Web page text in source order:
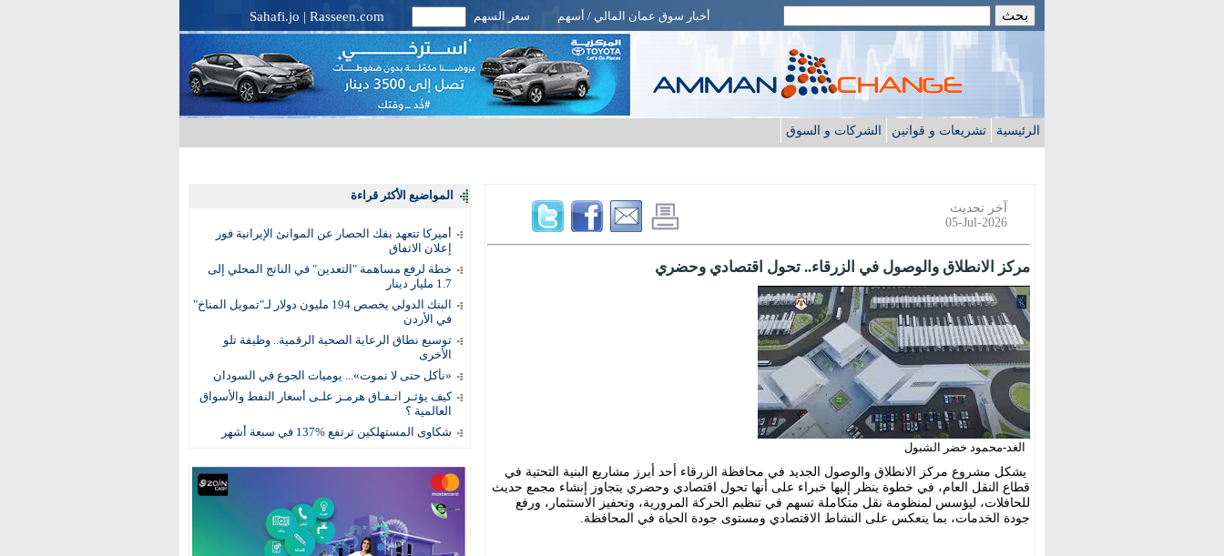
أخبار سوق عمان المالي / أسهم سعر السهم Sahafi.jo | Rasseen.com
الرئيسية تشريعات و قوانين الشركات و السوق
المواضيع الأكثر قراءة
أميركا تتعهد بفك الحصار عن الموانئ الإيرانية فور
إعلان الاتفاق
خطة لرفع مساهمة "التعدين" في الناتج المحلي إلى
1.7 مليار دينار
البنك الدولي يخصص 194 مليون دولار لـ"تمويل المناخ"
في الأردن
توسيع نطاق الرعاية الصحية الرقمية.. وظيفة تلو
الأخرى
«نأكل حتى لا نموت»... يوميات الجوع في السودان
كيف يؤثـر اتـفـاق هرمـز علـى أسعار النفط والأسواق
العالمية ؟
شكاوى المستهلكين ترتفع %137 في سبعة أشهر
آخر تحديث
05-Jul-2026
مركز الانطلاق والوصول في الزرقاء.. تحول اقتصادي وحضري
الغد-محمود خضر الشبول
يشكل مشروع مركز الانطلاق والوصول الجديد في محافظة الزرقاء أحد أبرز مشاريع البنية التحتية في
قطاع النقل العام، في خطوة ينظر إليها خبراء على أنها تحول اقتصادي وحضري يتجاوز إنشاء مجمع حديث
للحافلات، ليؤسس لمنظومة نقل متكاملة تسهم في تنظيم الحركة المرورية، وتحفيز الاستثمار، ورفع
جودة الخدمات، بما ينعكس على النشاط الاقتصادي ومستوى جودة الحياة في المحافظة.